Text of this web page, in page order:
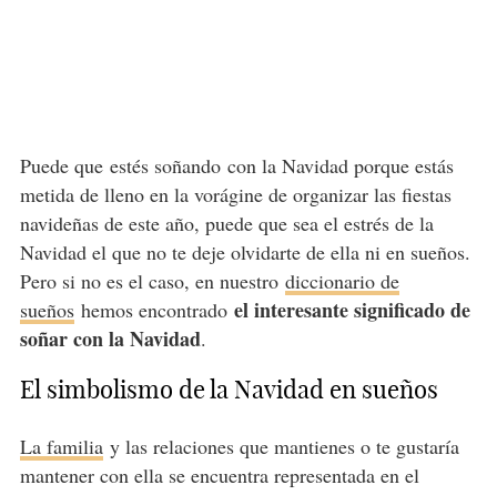
Puede que estés soñando con la Navidad porque estás
metida de lleno en la vorágine de organizar las fiestas
navideñas de este año, puede que sea el estrés de la
Navidad el que no te deje olvidarte de ella ni en sueños.
Pero si no es el caso, en nuestro diccionario de
sueñoshemos encontrado el interesante significado de
soñar con la Navidad.
El simbolismo de la Navidad en sueños
La familiay las relaciones que mantienes o te gustaría
mantener con ella se encuentra representada en el